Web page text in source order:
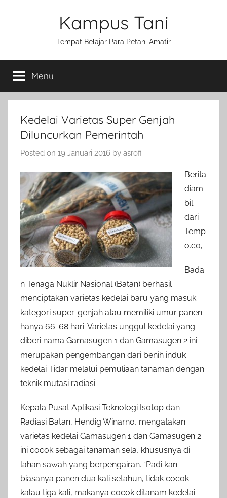
Kampus Tani
Tempat Belajar Para Petani Amatir
Menu
Kedelai Varietas Super Genjah
Diluncurkan Pemerintah
Posted on 19 Januari 2016 by asrofi
Berita
diam
bil
dari
Temp
o.co,
Bada
n Tenaga Nuklir Nasional (Batan) berhasil
menciptakan varietas kedelai baru yang masuk
kategori super-genjah atau memiliki umur panen
hanya 66-68 hari. Varietas unggul kedelai yang
diberi nama Gamasugen 1 dan Gamasugen 2 ini
merupakan pengembangan dari benih induk
kedelai Tidar melalui pemuliaan tanaman dengan
teknik mutasi radiasi.
Kepala Pusat Aplikasi Teknologi Isotop dan
Radiasi Batan, Hendig Winarno, mengatakan
varietas kedelai Gamasugen 1 dan Gamasugen 2
ini cocok sebagai tanaman sela, khususnya di
lahan sawah yang berpengairan. “Padi kan
biasanya panen dua kali setahun, tidak cocok
kalau tiga kali, makanya cocok ditanam kedelai